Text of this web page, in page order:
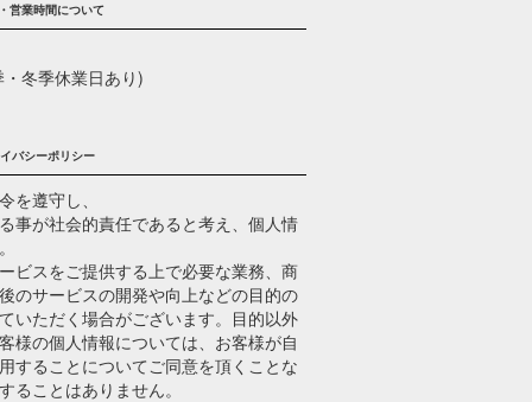
営業時間について
冬季休業日あり)
バシーポリシー
を遵守し、
事が社会的責任であると考え、個人情
ビスをご提供する上で必要な業務、商
のサービスの開発や向上などの目的の
いただく場合がございます。目的以外
様の個人情報については、お客様が自
することについてご同意を頂くことな
ることはありません。